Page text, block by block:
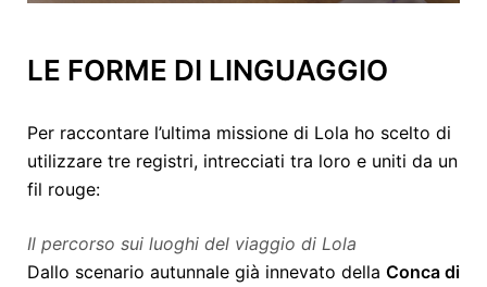
LE FORME DI LINGUAGGIO
Per raccontare l’ultima missione di Lola ho scelto di
utilizzare tre registri, intrecciati tra loro e uniti da un
fil rouge:
Il percorso sui luoghi del viaggio di Lola
Dallo scenario autunnale già innevato della Conca di